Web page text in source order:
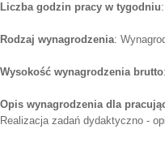
Liczba godzin pracy w tygodniu
Rodzaj wynagrodzenia:
Wysokość wynagrodzenia brutto
Opis wynagrodzenia dla
Realizacja zadań dydaktyczno -